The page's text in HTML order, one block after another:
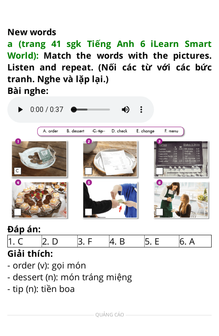
New words
a (trang 41 sgk Tiếng Anh 6 iLearn Smart
World): Match the words with the pictures.
Listen and repeat. (Nối các từ với các bức
tranh. Nghe và lặp lại.)
Bài nghe:
Đáp án:
1. C
2. D 3. F 4. B 5. E
6. A
Giải thích:
- order (v): gọi món
- dessert (n): món tráng miệng
- tip (n): tiền boa
QUẢNG CÁO